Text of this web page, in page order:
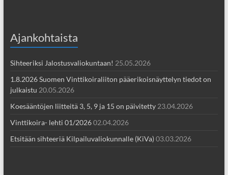
Ajankohtaista
Sihteeriksi Jalostusvaliokuntaan! 25.05.2026
1.8.2026 Suomen Vinttikoiraliiton pääerikoisnäyttelyn tiedot on
julkaistu 20.05.2026
Koesääntöjen liitteitä 3, 5, 9 ja 15 on päivitetty 23.04.2026
Vinttikoira- lehti 01/202602.04.2026
Etsitään sihteeriä Kilpailuvaliokunnalle (KiVa)03.03.2026